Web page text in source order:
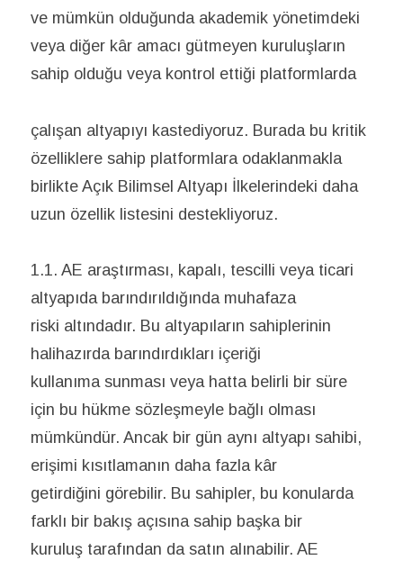
ve mümkün olduğunda akademik yönetimdeki
veya diğer kâr amacı gütmeyen kuruluşların
sahip olduğu veya kontrol ettiği platformlarda
çalışan altyapıyı kastediyoruz. Burada bu kritik
özelliklere sahip platformlara odaklanmakla
birlikte Açık Bilimsel Altyapı İlkelerindeki daha
uzun özellik listesini destekliyoruz.
1.1. AE araştırması, kapalı, tescilli veya ticari
altyapıda barındırıldığında muhafaza
riski altındadır. Bu altyapıların sahiplerinin
halihazırda barındırdıkları içeriği
kullanıma sunması veya hatta belirli bir süre
için bu hükme sözleşmeyle bağlı olması
mümkündür. Ancak bir gün aynı altyapı sahibi,
erişimi kısıtlamanın daha fazla kâr
getirdiğini görebilir. Bu sahipler, bu konularda
farklı bir bakış açısına sahip başka bir
kuruluş tarafından da satın alınabilir. AE